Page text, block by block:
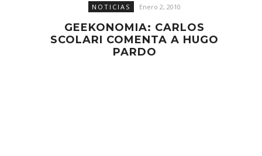
NOTICIAS Enero 2, 2010
GEEKONOMIA: CARLOS
SCOLARI COMENTA A HUGO
PARDO